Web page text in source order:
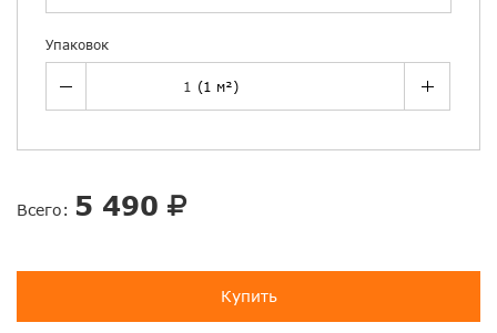
Упаковок
Всего: 5 490
Купить